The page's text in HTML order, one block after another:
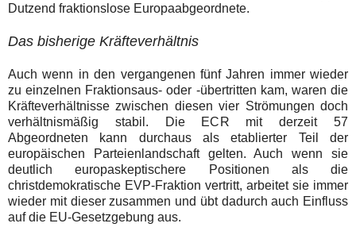
Dutzend fraktionslose Europaabgeordnete.
Das bisherige Kräfteverhältnis
Auch wenn in den vergangenen fünf Jahren immer wieder
zu einzelnen Fraktionsaus- oder -übertritten kam, waren die
Kräfteverhältnisse zwischen diesen vier Strömungen doch
verhältnismäßig stabil. Die ECR mit derzeit 57
Abgeordneten kann durchaus als etablierter Teil der
europäischen Parteienlandschaft gelten. Auch wenn sie
deutlich europaskeptischere Positionen als die
christdemokratische EVP-Fraktion vertritt, arbeitet sie immer
wieder mit dieser zusammen und übt dadurch auch Einfluss
auf die EU-Gesetzgebung aus.